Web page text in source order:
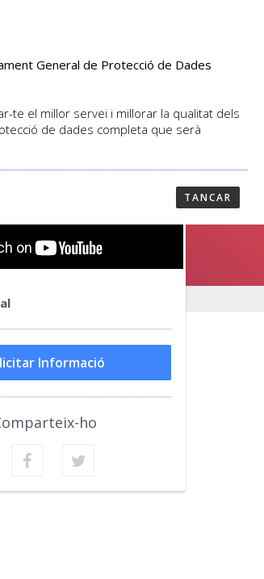
NOTICIES CONTACTAR
Informació
ho
General de Protecció de Dades
te el millor servei i millorar la qualitat dels
de dades completa que serà
TANCAR